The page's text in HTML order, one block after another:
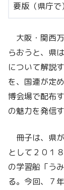
要版（県庁で
大阪・関西
らおうと、県
について解説
を、国連が定
博会場で配布
の魅力を発信す
冊子は、県
として２０１
の学習船「う
る。今回、７